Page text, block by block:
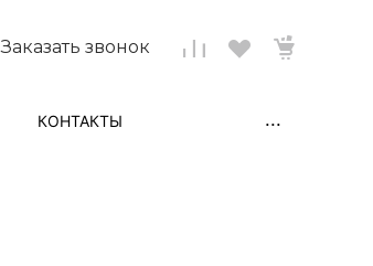
Заказать звонок
КОНТАКТЫ ...